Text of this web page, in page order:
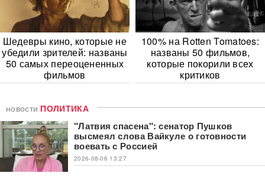
Шедевры кино, которые не
убедили зрителей: названы
50 самых переоцененных
фильмов
100% на Rotten Tomatoes:
названы 50 фильмов,
которые покорили всех
критиков
новости ПОЛИТИКА
"Латвия спасена": сенатор Пушков
высмеял слова Вайкуле о готовности
воевать с Россией
2026-08-06 13:27